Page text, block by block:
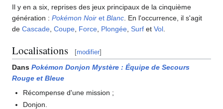
Il y en a six, reprises des jeux principaux de la cinquième
génération : Pokémon Noir et Blanc . En l'occurrence, il s'agit
de Cascade Coupe Force Plongée Surf et Vol
Localisations [modifier]
Dans Pokémon Donjon Mystère : Équipe de Secours
Rouge et Bleue
Récompense d'une mission ;
Donjon.